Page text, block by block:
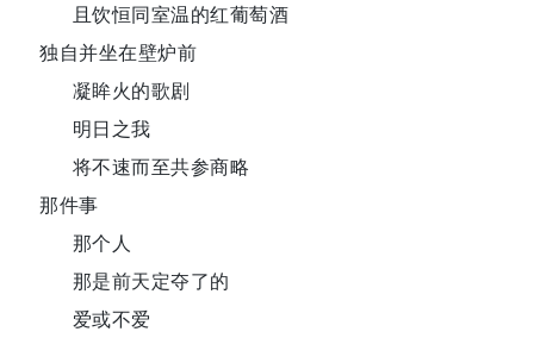
且饮恒同室温的红葡萄酒
独自并坐在壁炉前
凝眸火的歌剧
明日之我
将不速而至共参商略
那件事
那个人
那是前天定夺了的
爱或不爱